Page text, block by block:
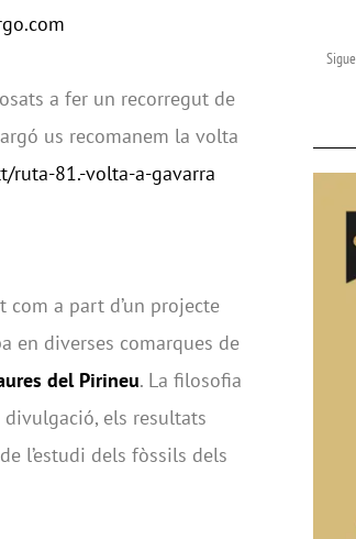
a fer un recorregut de
us recomanem la volta
81.-volta-a-gavarra
com a part d’un projecte
en diverses comarques de
del Pirineu. La filosofia
els resultats
l’estudi dels fòssils dels